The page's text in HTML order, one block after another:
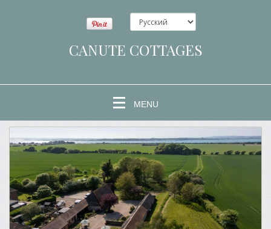
CANUTE COTTAGES
MENU